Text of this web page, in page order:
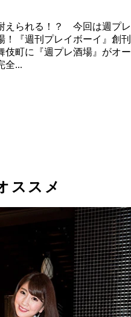
えられる！？ 今回は週プレ
『週刊プレイボーイ』創刊
伎町に『週プレ酒場』がオー
全...
ススメ